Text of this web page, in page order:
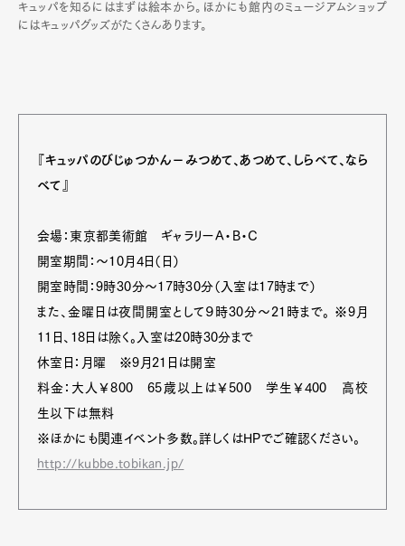
GourmetCars
キュッパを知るにはまずは絵本から。ほかにも館内のミュージアムショップ
にはキュッパグッズがたくさんあります。
『キュッパのびじゅつかん－みつめて、あつめて、しらべて、なら
べて』
会場：東京都美術館 ギャラリーA・B・C
開室期間：～10月4日（日）
開室時間：9時30分～17時30分（入室は17時まで）
また、金曜日は夜間開室として９時30分～21時まで。 ※9月
11日、18日は除く。入室は20時30分まで
休室日：月曜 ※9月21日は開室
料金：大人￥800 65歳以上は￥500 学生￥400 高校
生以下は無料
※ほかにも関連イベント多数。詳しくはHPでご確認ください。
http://kubbe.tobikan.jp/